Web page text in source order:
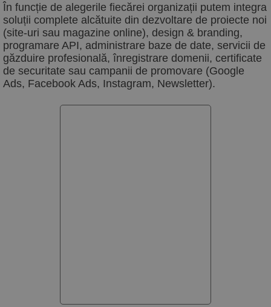
În funcție de alegerile fiecărei organizații putem integra
soluții complete alcătuite din dezvoltare de proiecte noi
(site-uri sau magazine online), design & branding,
programare API, administrare baze de date, servicii de
găzduire profesională, înregistrare domenii, certificate
de securitate sau campanii de promovare (Google
Ads, Facebook Ads, Instagram, Newsletter).